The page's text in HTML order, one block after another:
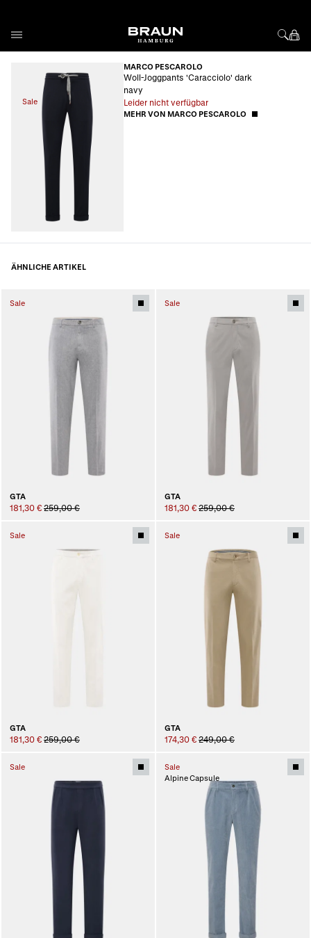
Sale
MARCO PESCAROLO
Woll-Joggpants 'Caracciolo' dark
navy
Leider nicht verfügbar
MEHR VON MARCO PESCAROLO
ÄHNLICHE ARTIKEL
Sale
GTA
181,30 € 259,00 €
Sale
GTA
181,30 € 259,00 €
Sale
GTA
181,30 € 259,00 €
Sale
GTA
174,30 € 249,00 €
Sale
Sale
Alpine Capsule